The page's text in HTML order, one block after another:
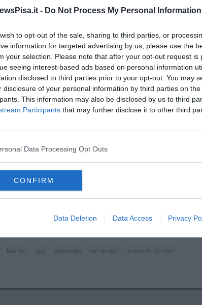
- Do Not Process My Personal Information
to opt-out of the sale, sharing to third parties, or
information for targeted advertising by us, please use the
your selection. Please note that after your opt-out request is
seeing interest-based ads based on personal information
disclosed to third parties prior to your opt-out. You may
disclosure of your personal information by third parties on the
This information may also be disclosed by us to third
Participants that may further disclose it to other third
Data Processing Opt Outs
CONFIRM
Data Deletion Data Access Privacy
è stato trovato al volante con un livello di alcol nel
gli automobilisti è scattato l'immediato ritiro del
a terzi.
i Carabinieri sono intervenuti in via Inghirami a
Pisa
senza alcun giustificato motivo, di un coltello a
coinvolti vige la presunzione di innocenza, e le
competenti nel corso del procedimento.
Toscana iscriviti alla
nella tua casella di posta.
delle rapine
nel fioretto
hashish gps etilometro san miniato leonardo da vinci